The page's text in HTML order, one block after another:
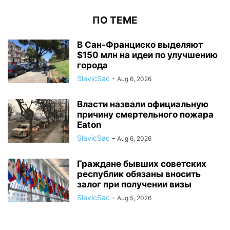
ПО ТЕМЕ
В Сан-Франциско выделяют
$150 млн на идеи по улучшению
города
SlavicSac - Aug 6, 2026
Власти назвали официальную
причину смертельного пожара
Eaton
SlavicSac - Aug 6, 2026
Граждане бывших советских
республик обязаны вносить
залог при получении визы
SlavicSac - Aug 5, 2026